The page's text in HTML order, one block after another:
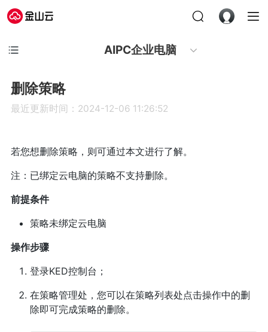
AIPC企业电脑
删除策略
最近更新时间：2024-12-06 11:26:52
若您想删除策略，则可通过本文进行了解。
注：已绑定云电脑的策略不支持删除。
前提条件
策略未绑定云电脑
操作步骤
登录KED控制台；
在策略管理处，您可以在策略列表处点击操作中的删
除即可完成策略的删除。